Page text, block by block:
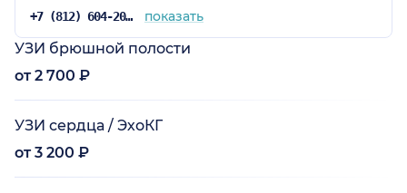
+7 (812) 604-20-76 показать
УЗИ брюшной полости
от 2 700 ₽
УЗИ сердца / ЭхоКГ
от 3 200 ₽